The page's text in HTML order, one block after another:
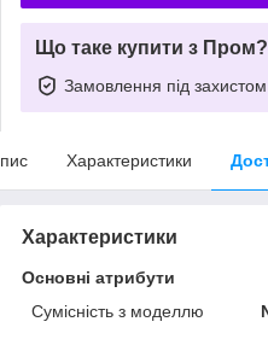
Що таке купити з Пром?
Замовлення під захистом
Характеристики
Характеристики
Основні атрибути
Сумісність з моделлю